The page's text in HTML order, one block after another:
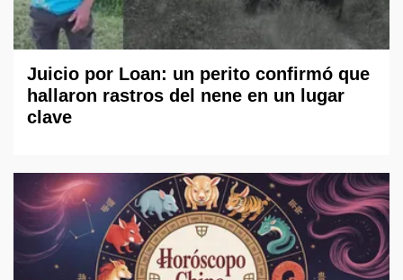
Juicio por Loan: un perito confirmó que
hallaron rastros del nene en un lugar
clave